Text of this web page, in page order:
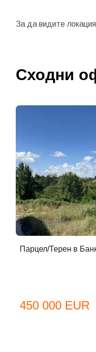
За да видите
Сходни
Парцел/Терен в
450 000 EUR